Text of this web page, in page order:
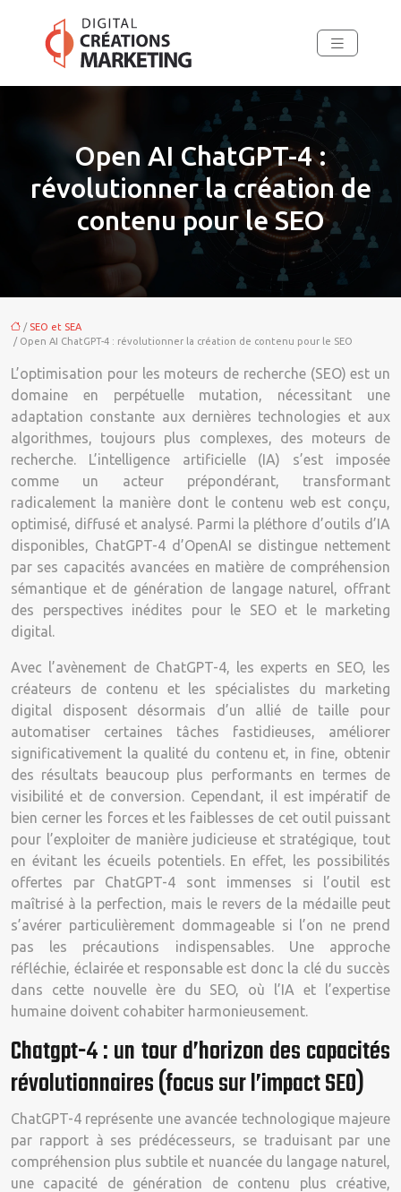
Open AI ChatGPT-4 :
révolutionner la création de
contenu pour le SEO
/ SEO et SEA
/ Open AI ChatGPT-4 : révolutionner la création de contenu pour le SEO
L’optimisation pour les moteurs de recherche (SEO) est un
domaine en perpétuelle mutation, nécessitant une
adaptation constante aux dernières technologies et aux
algorithmes, toujours plus complexes, des moteurs de
recherche. L’intelligence artificielle (IA) s’est imposée
comme un acteur prépondérant, transformant
radicalement la manière dont le contenu web est conçu,
optimisé, diffusé et analysé. Parmi la pléthore d’outils d’IA
disponibles, ChatGPT-4 d’OpenAI se distingue nettement
par ses capacités avancées en matière de compréhension
sémantique et de génération de langage naturel, offrant
des perspectives inédites pour le SEO et le marketing
digital.
Avec l’avènement de ChatGPT-4, les experts en SEO, les
créateurs de contenu et les spécialistes du marketing
digital disposent désormais d’un allié de taille pour
automatiser certaines tâches fastidieuses, améliorer
significativement la qualité du contenu et, in fine, obtenir
des résultats beaucoup plus performants en termes de
visibilité et de conversion. Cependant, il est impératif de
bien cerner les forces et les faiblesses de cet outil puissant
pour l’exploiter de manière judicieuse et stratégique, tout
en évitant les écueils potentiels. En effet, les possibilités
offertes par ChatGPT-4 sont immenses si l’outil est
maîtrisé à la perfection, mais le revers de la médaille peut
s’avérer particulièrement dommageable si l’on ne prend
pas les précautions indispensables. Une approche
réfléchie, éclairée et responsable est donc la clé du succès
dans cette nouvelle ère du SEO, où l’IA et l’expertise
humaine doivent cohabiter harmonieusement.
Chatgpt-4 : un tour d’horizon des capacités
révolutionnaires (focus sur l’impact SEO)
ChatGPT-4 représente une avancée technologique majeure
par rapport à ses prédécesseurs, se traduisant par une
compréhension plus subtile et nuancée du langage naturel,
une capacité de génération de contenu plus créative,